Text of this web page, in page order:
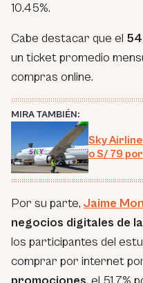
10.45%.
Cabe destacar que el
un ticket promedio
compras online.
MIRA TAMBIÉN:
Sky
o S/ 79
Por su parte, Jaime
negocios digitales de
los participantes del
comprar por internet